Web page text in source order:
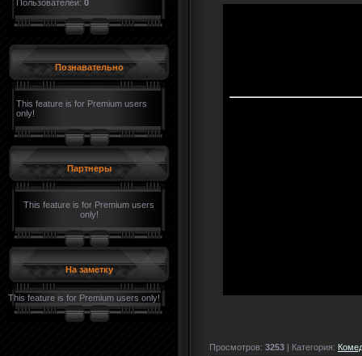
Пользователей: 0
Познавательно
This feature is for Premium users
only!
Партнеры
This feature is for Premium users
only!
На заметку
This feature is for Premium users only!
Просмотров: 3253 | Категория: